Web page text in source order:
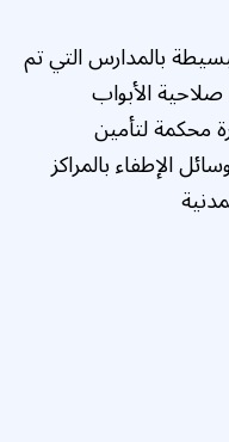
بالمدارس التي تم
صلاحية الأبواب
محكمة لتأمين
الإطفاء بالمراكز